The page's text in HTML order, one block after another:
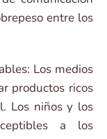
entre los
Los medios
productos ricos
Los niños y los
a los